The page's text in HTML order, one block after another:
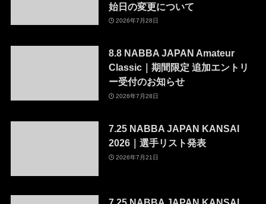
始日の変更について
2026年7月28日
8.8 NABBA JAPAN Amateur
Classic｜期間限定 追加エントリ
ー受付のお知らせ
2026年7月28日
7.25 NABBA JAPAN KANSAI
2026｜選手リスト発表
2026年7月21日